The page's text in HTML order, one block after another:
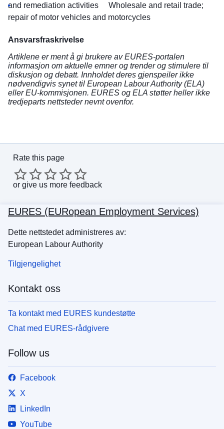
and remediation activities
Wholesale and retail trade;
repair of motor vehicles and motorcycles
Ansvarsfraskrivelse
Artiklene er ment å gi brukere av EURES-portalen
informasjon om aktuelle emner og trender og stimulere til
diskusjon og debatt. Innholdet deres gjenspeiler ikke
nødvendigvis synet til European Labour Authority (ELA)
eller EU-kommisjonen. EURES og ELA støtter heller ikke
tredjeparts nettsteder nevnt ovenfor.
Rate this page
or give us more feedback
EURES (EURopean Employment Services)
Dette nettstedet administreres av:
European Labour Authority
Tilgjengelighet
Kontakt oss
Ta kontakt med EURES kundestøtte
Chat med EURES-rådgivere
Follow us
Facebook
X
LinkedIn
YouTube